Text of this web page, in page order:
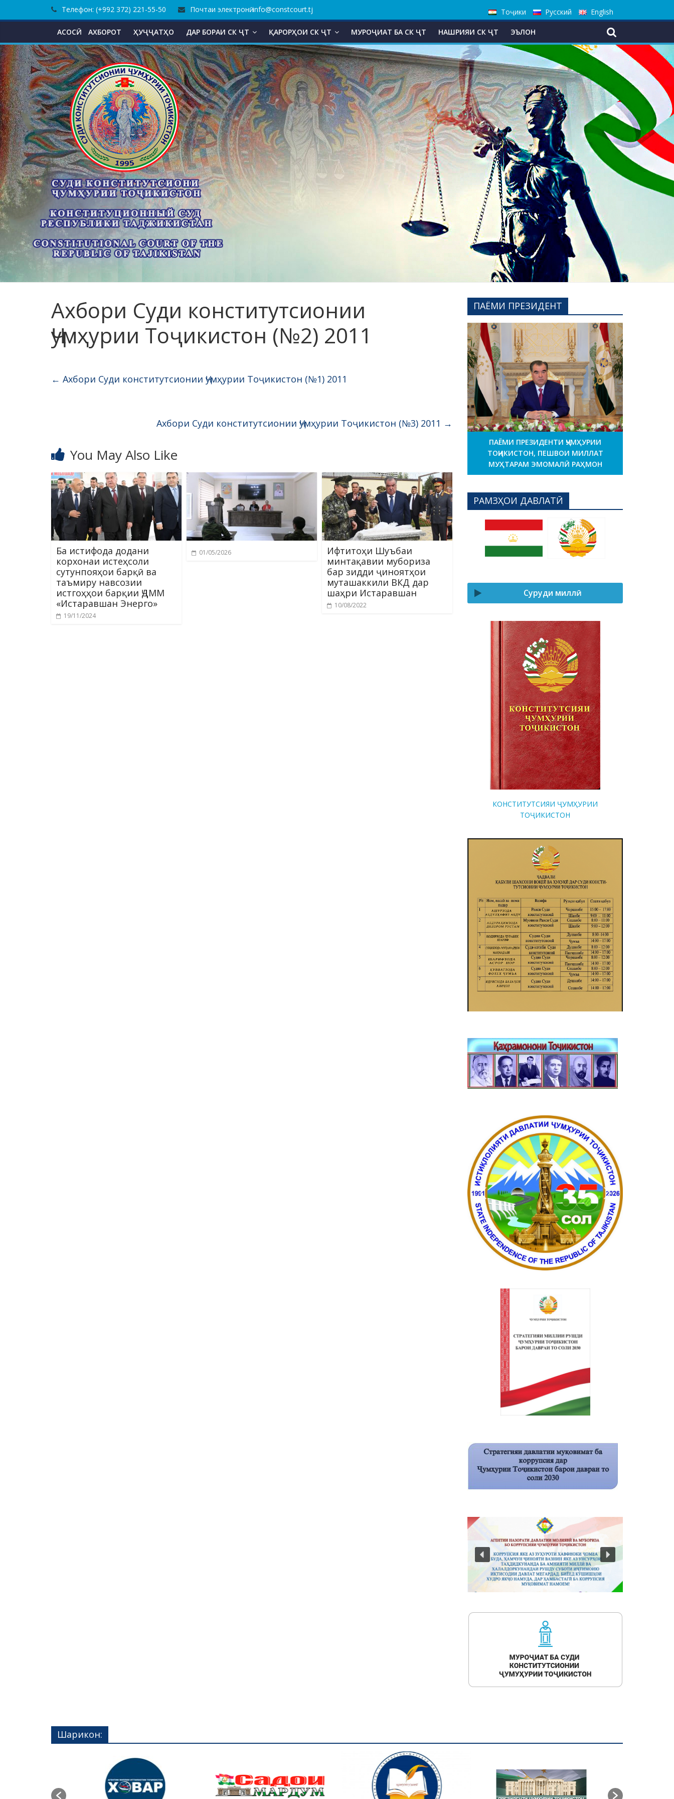
to
Телефон: (+992 372) 221-55-50 Почтаи электронӣ: info@constcourt.tj Тоҷики Русский English
АСОСӢ АХБОРОТ ҲУҶҶАТҲО ДАР БОРАИ СК ҶТ ҚАРОРҲОИ СК ҶТ МУРОҶИАТ БА СК ҶТ НАШРИЯИ СК ҶТ ЭЪЛОН
Ахбори Суди конститутсионии
Ҷумҳурии Тоҷикистон (№2) 2011
← Ахбори Суди конститутсионии Ҷумҳурии Тоҷикистон (№1) 2011
Ахбори Суди конститутсионии Ҷумҳурии Тоҷикистон (№3) 2011 →
You May Also Like
Ба истифода додани
корхонаи истеҳсоли
сутунпояҳои барқӣ ва
таъмиру навсозии
истгоҳҳои барқии ҶДММ
«Истаравшан Энерго»
19/11/2024
01/05/2026
Ифтитоҳи Шуъбаи
минтақавии мубориза
бар зидди ҷиноятҳои
муташаккили ВКД дар
шаҳри Истаравшан
10/08/2022
ПАЁМИ ПРЕЗИДЕНТ
ПАЁМИ ПРЕЗИДЕНТИ ҶУМҲУРИИ
ТОҶИКИСТОН, ПЕШВОИ МИЛЛАТ
МУҲТАРАМ ЭМОМАЛӢ РАҲМОН
РАМЗҲОИ ДАВЛАТӢ
Суруди миллӣ
КОНСТИТУТСИЯИ ҶУМҲУРИИ
ТОҶИКИСТОН
Шарикон: